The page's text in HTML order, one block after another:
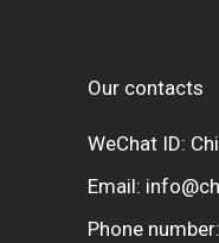
Our contacts
WeChat ID:
Email:
Phone number: